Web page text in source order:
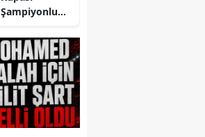
Şampiyonluğu
Verdiği Sözü
Tuttu